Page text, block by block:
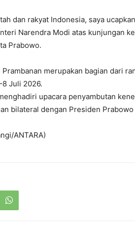
dan rakyat Indonesia, saya
Narendra Modi atas kunjungan
Prabowo.
merupakan bagian dari
Juli 2026.
upacara penyambutan
bilateral dengan Presiden
ANTARA)